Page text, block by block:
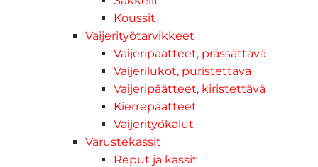
Koussit
Vaijerityötarvikkeet
Vaijeripäätteet, prässättävä
Vaijerilukot, puristettava
Vaijeripäätteet, kiristettävä
Kierrepäätteet
Vaijerityökalut
Varustekassit
Reput ja kassit